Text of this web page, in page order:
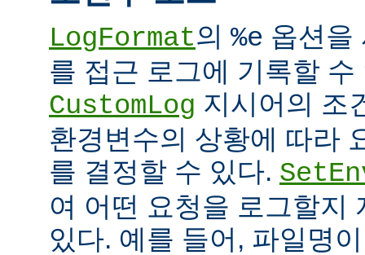
LogFormat의 %e 옵션을
를 접근 로그에 기록할 수
CustomLog 지시어의 조
환경변수의 상황에 따라
를 결정할 수 있다.
여 어떤 요청을 로그할지
있다. 예를 들어, 파일명